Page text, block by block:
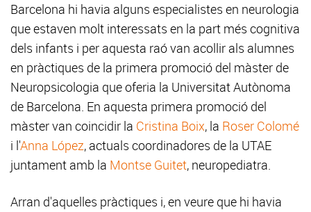
Barcelona hi havia alguns especialistes en neurologia
que estaven molt interessats en la part més cognitiva
dels infants i per aquesta raó van acollir als alumnes
en pràctiques de la primera promoció del màster de
Neuropsicologia que oferia la Universitat Autònoma
de Barcelona. En aquesta primera promoció del
màster van coincidir la Cristina Boix, la Roser Colomé
i l'Anna López, actuals coordinadores de la UTAE
juntament amb la Montse Guitet, neuropediatra.
Arran d'aquelles pràctiques i, en veure que hi havia